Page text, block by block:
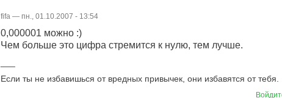
fifa — пн., 01.10.2007 - 13:54
0,000001 можно :)
Чем больше это цифра стремится к нулю, тем лучше.
Если ты не избавишься от вредных привычек, они избавятся от тебя.